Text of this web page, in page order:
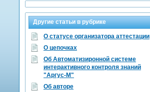
Другие статьи в рубрике
О статусе организатора аттестации
О цепочках
Об Автоматизиронной системе
интерактивного контроля знаний
"Аргус-М"
Об авторе